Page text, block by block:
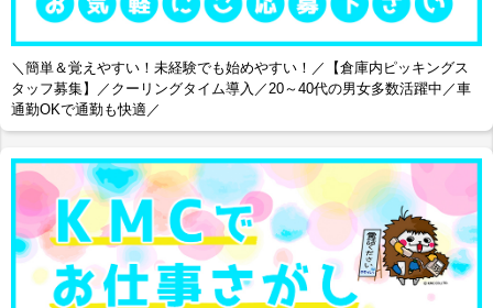
＼簡単＆覚えやすい！未経験でも始めやすい！／【倉庫内ピッキングス
タッフ募集】／クーリングタイム導入／20～40代の男女多数活躍中／車
通勤OKで通勤も快適／